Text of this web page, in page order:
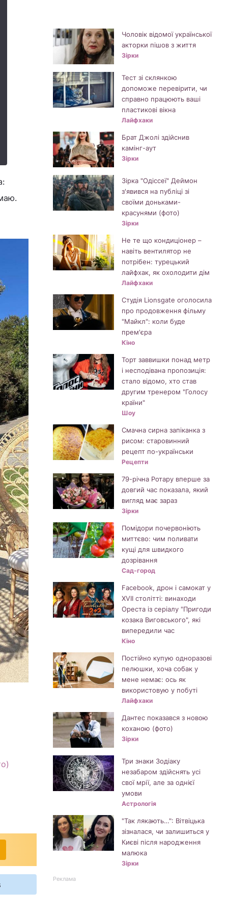
Чоловік відомої української
акторки пішов з життя
Зірки
Тест зі склянкою
допоможе перевірити, чи
справно працюють ваші
пластикові вікна
Лайфхаки
Брат Джолі здійснив
камінг-аут
Зірки
Зірка "Одіссеї" Деймон
з'явився на публіці зі
своїми доньками-
красунями (фото)
Зірки
Не те що кондиціонер –
навіть вентилятор не
потрібен: турецький
лайфхак, як охолодити дім
Лайфхаки
Студія Lionsgate оголосила
про продовження фільму
"Майкл": коли буде
прем'єра
Кіно
Торт заввишки понад метр
і несподівана пропозиція:
стало відомо, хто став
другим тренером "Голосу
країни"
Шоу
Смачна сирна запіканка з
рисом: старовинний
рецепт по-українськи
Рецепти
79-річна Ротару вперше за
довгий час показала, який
вигляд має зараз
Зірки
Помідори почервоніють
миттєво: чим поливати
кущі для швидкого
дозрівання
Сад-город
Facebook, дрон і самокат у
XVII столітті: винаходи
Ореста із серіалу "Пригоди
козака Виговського", які
випередили час
Кіно
Постійно купую одноразові
пелюшки, хоча собак у
мене немає: ось як
використовую у побуті
Лайфхаки
Дантес показався з новою
коханою (фото)
Зірки
Три знаки Зодіаку
незабаром здійснять усі
свої мрії, але за однієї
умови
Астрологія
"Так лякають…": Вітвіцька
зізналася, чи залишиться у
Києві після народження
малюка
Зірки
Реклама